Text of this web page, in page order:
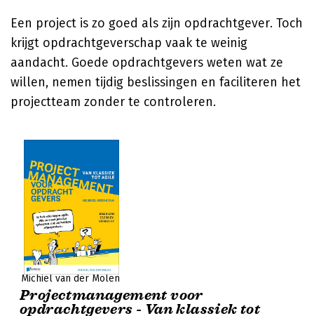
Een project is zo goed als zijn opdrachtgever. Toch
krijgt opdrachtgeverschap vaak te weinig
aandacht. Goede opdrachtgevers weten wat ze
willen, nemen tijdig beslissingen en faciliteren het
projectteam zonder te controleren.
Michiel van der Molen
Projectmanagement voor
opdrachtgevers - Van klassiek tot